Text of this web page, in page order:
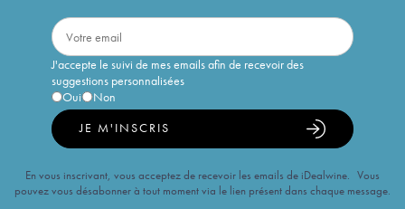
J'accepte le suivi de mes emails afin de recevoir des
suggestions personnalisées
Oui
Non
JE M'INSCRIS
En vous inscrivant, vous acceptez de recevoir les emails de iDealwine. Vous
pouvez vous désabonner à tout moment via le lien présent dans chaque message.